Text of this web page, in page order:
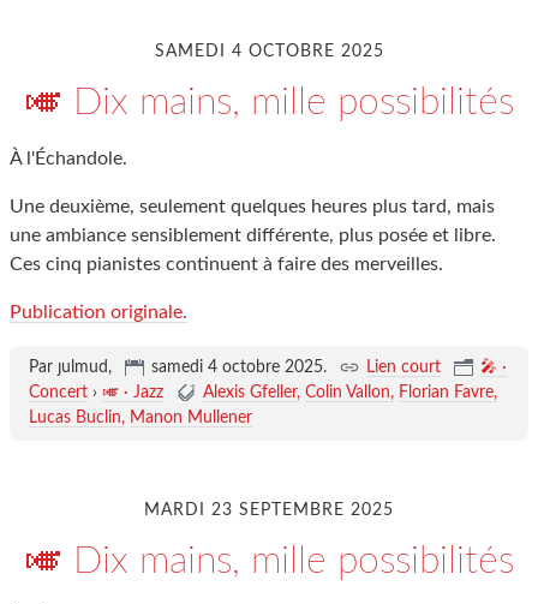
SAMEDI 4 OCTOBRE 2025
🎺 Dix mains, mille possibilités
À l'Échandole.
Une deuxième, seulement quelques heures plus tard, mais
une ambiance sensiblement différente, plus posée et libre.
Ces cinq pianistes continuent à faire des merveilles.
Publication originale.
Par ȷulmud, samedi 4 octobre 2025. Lien court
🎤 ·
Concert › 🎺 · Jazz Alexis Gfeller Colin Vallon
Florian Favre
Lucas Buclin
Manon Mullener
MARDI 23 SEPTEMBRE 2025
🎺 Dix mains, mille possibilités